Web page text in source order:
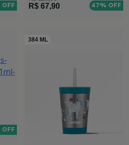
R$ 67,90 47% OFF